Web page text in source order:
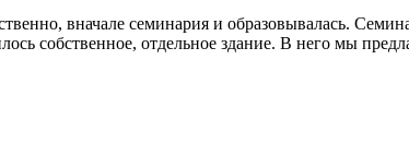
вначале семинария и образовывалась.
собственное, отдельное здание. В него мы